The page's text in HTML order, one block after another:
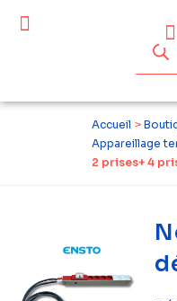
Accueil >
Appareillage
2 prises+ 4